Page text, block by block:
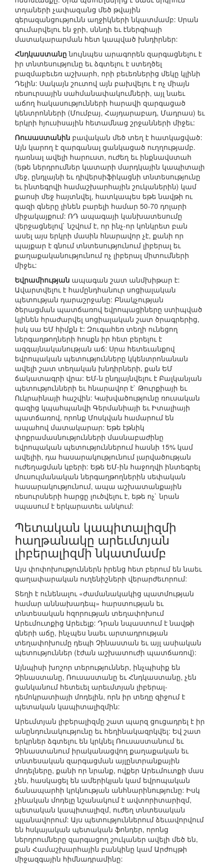
տղաների չափազանց մեծ թվային
գերազանցությունն աղջիկների նկատմամբ: Սրան
գումարվելու են ջրի, սննդի եւ էներգիայի
մատակարարման հետ կապված խնդիրներ:
Հնդկաստանընույնպես արագորեն զարգացնելու է
իր տնտեսությունը եւ ձգտելու է ստեղծել
բազմաբեւեռ աշխարհ, որի բեւեռներից մեկը կլինի
Դելին: Սակայն շուտով այն բախվելու է ոչ միայն
ռեսուրսային սահմանափակումների, այլ նաեւ
աճող հակասությունների հարավի զարգացած
կենտրոնների (Մումբայ, Հայդարաբադ, Մադրաս) եւ
երկրի հյուսիսային հետամնաց շրջանների միջեւ:
Ռուսաստանին բավական մեծ տեղ է հատկացված:
Այն կարող է զարգանալ ցանկացած ուղղությամբ.
դառնալ ավելի հարուստ, ուժեղ եւ ինքնավստահ
(եթե ներդրումներ կատարի մարդկային կապիտալի
մեջ, ընդլայնի եւ դիվերսիֆիկացնի տնտեսությունը
եւ ինտեգրվի համաշխարհային շուկաներին) կամ
քաոսի մեջ հայտնվել, հատկապես եթե նավթի ու
գազի գները լինեն բարելի համար 50-70 դոլարի
միջակայքում: ՌԴ ապագայի կանխատեսումը
վերջացնելով` նշվում է, որ ինչ-որ կոնկրետ բան
ասել այս երկրի մասին հնարավոր չէ, քանի որ
պայքար է գնում տնտեսությունում լիբերալ եւ
քաղաքականությունում ոչ լիբերալ միտումների
միջեւ:
Եվրամիության ապագան շատ անմխիթար է:
Ավարտվելու է համընդհանուր սոցիալական
պետության դարաշրջանը: Բնակչության
ծերացման պատճառով եվրոպացիները ստիպված
կլինեն հրաժարվել սոցիալական շատ ծրագրերից,
իսկ սա ԵՄ հիմքն է: Զուգահեռ տեղի ունեցող
ներգաղթողների հոսքն իր հետ բերելու է
ազգայնականության աճ: Սրա հետեւանքով
եվրոպական պետությունները կկենտրոնանան
ավելի շատ տեղական խնդիրների, քան ԵՄ
ճակատագրի վրա: ԵՄ-ն ընդլայնվելու է Բալկանյան
պետությունների եւ հնարավոր է` Թուրքիայի եւ
Ուկրաինայի հաշվին: Կախվածությունը ռուսական
գազից կպահպանվի Գերմանիայի եւ Իտալիայի
պատճառով, որոնք Մոսկվան համարում են
ապահով մատակարար: Եթե էթնիկ
փոքրամասնությունների մասնաբաժինը
եվրոպական պետություններում հասնի 15% կամ
ավելիի, դա հասարակությունում լարվածության
ուժեղացման կբերի: Եթե ԵՄ-ին հաջողվի ինտեգրել
մուսուլմանական ներգաղթողներին սեփական
հասարակությունում, ապա աշխատանքային
ռեսուրսների հարցը լուծվելու է, եթե ոչ` նրան
սպասում է երկարատեւ անկում:
Պետական կապիտալիզմի
հաղթանակը արեւմտյան
լիբերալիզմի նկատմամբ
Այս փոփոխություններն իրենց հետ բերում են նաեւ
գաղափարական ուղենիշների վերարժեւորում:
Տեղի է ունենալու «ժամանակակից պատմության
համար աննախադեպ» հարստության եւ
տնտեսական հզորության տեղափոխում
Արեւմուտքից Արեւելք: Դրան նպաստում է նավթի
գների աճը, ինչպես նաեւ արտադրության
տեղափոխումը դեպի Չինաստան եւ այլ ասիական
պետություններ (էժան աշխատուժի պատճառով):
Այնպիսի խոշոր տերություններ, ինչպիսիք են
Չինաստանը, Ռուսաստանը եւ Հնդկաստանը, չեն
ցանկանում հետեւել արեւմտյան լիբերալ-
դեմոկրատիայի մոդելին, որն իր տեղը զիջում է
պետական կապիտալիզմին:
Արեւմտյան լիբերալիզմը շատ պարզ ցուցադրել է իր
անընդունակությունը եւ հեղինակազրկվել: Եվ շատ
երկրներ ձգտելու են կրկնել Ռուսաստանում եւ
Չինաստանում իրականացվող քաղաքական եւ
տնտեսական զարգացման այլընտրանքային
մոդելները, քանի որ նրանք, ովքեր Արեւմուտքի մաս
չեն, հասկացել են ամերիկյան կամ եվրոպական
ճանապարհի կրկնության անհնարինությունը: Իսկ
չինական մոդելը նշանակում է ավտորիտարիզմ,
պետական կապիտալիզմ, ուժեղ տնտեսական
պլանավորում: Այս պետություններում ձեւավորվում
են հսկայական պետական ֆոնդեր, որոնց
ներդրումները զարգացող շուկաներ ավելի մեծ են,
քան Համաշխարհային բանկինը կամ Արժույթի
միջազգային հիմնադրամինը: